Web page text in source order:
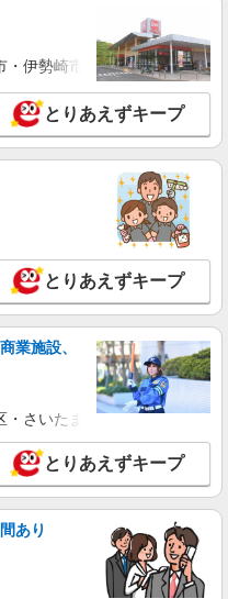
伊勢崎市・太田市・館林市
とりあえずキープ
とりあえずキープ
業施設、
さいたま市岩槻区・久喜市・
とりあえずキープ
あり